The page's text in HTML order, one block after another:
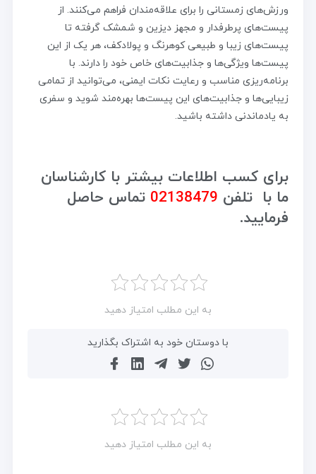
ورزش‌های زمستانی را برای علاقه‌مندان فراهم می‌کنند. از
پیست‌های پرطرفدار و مجهز دیزین و شمشک گرفته تا
پیست‌های زیبا و طبیعی کوهرنگ و پولادکف، هر یک از این
پیست‌ها ویژگی‌ها و جذابیت‌های خاص خود را دارند. با
برنامه‌ریزی مناسب و رعایت نکات ایمنی، می‌توانید از تمامی
زیبایی‌ها و جذابیت‌های این پیست‌ها بهره‌مند شوید و سفری
به یادماندنی داشته باشید.
برای کسب اطلاعات بیشتر با کارشناسان
ما با تلفن 02138479 تماس حاصل
فرمایید.
به این مطلب امتیاز دهید
با دوستان خود به اشتراک بگذارید
به این مطلب امتیاز دهید